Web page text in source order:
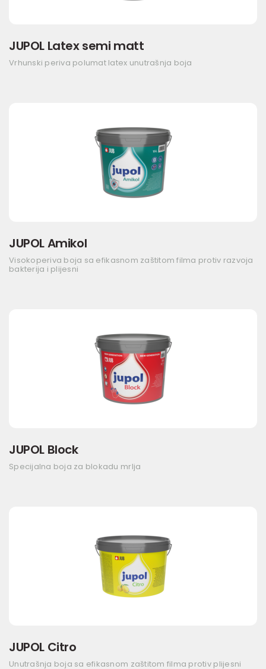
JUPOL Latex semi matt
Vrhunski periva polumat latex unutrašnja boja
JUPOL Amikol
Visokoperiva boja sa efikasnom zaštitom filma protiv razvoja
bakterija i plijesni
JUPOL Block
Specijalna boja za blokadu mrlja
JUPOL Citro
Unutrašnja boja sa efikasnom zaštitom filma protiv plijesni